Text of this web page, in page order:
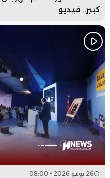
كبير.. فيديو
26 يوليو 2026 - 08:00